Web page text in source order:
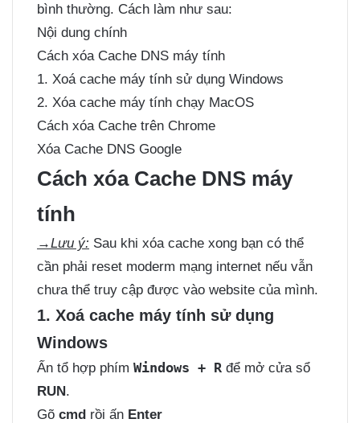
bình thường. Cách làm như sau:
Nội dung chính
Cách xóa Cache DNS máy tính
1. Xoá cache máy tính sử dụng Windows
2. Xóa cache máy tính chạy MacOS
Cách xóa Cache trên Chrome
Xóa Cache DNS Google
Cách xóa Cache DNS máy
tính
→Lưu ý: Sau khi xóa cache xong bạn có thể
cần phải reset moderm mạng internet nếu vẫn
chưa thể truy cập được vào website của mình.
1. Xoá cache máy tính sử dụng
Windows
Ấn tổ hợp phím Windows + R để mở cửa sổ
RUN.
Gõ cmd rồi ấn Enter